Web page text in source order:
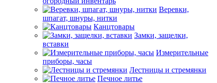
Веревки,
шпагат, шнуры, нитки
Канцтовары
Замки, защелки,
вставки
Измерительные
приборы, часы
Лестницы и стремянки
Печное литье